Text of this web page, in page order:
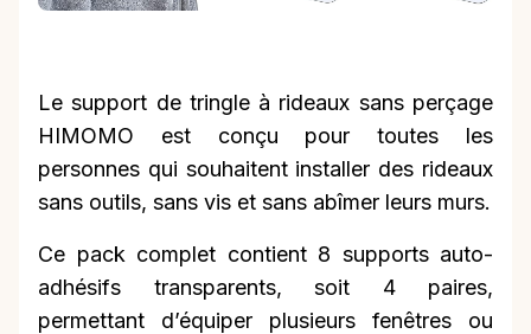
Le support de tringle à rideaux sans perçage
HIMOMO est conçu pour toutes les
personnes qui souhaitent installer des rideaux
sans outils, sans vis et sans abîmer leurs murs.
Ce pack complet contient 8 supports auto-
adhésifs transparents, soit 4 paires,
permettant d’équiper plusieurs fenêtres ou